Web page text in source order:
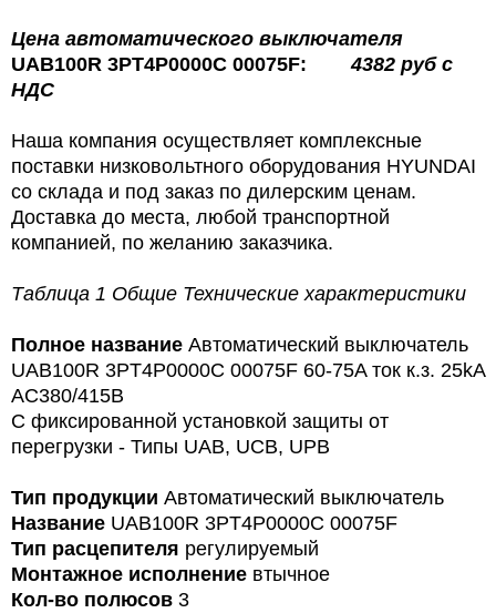
Цена автоматического выключателя
UAB100R 3PT4P0000C 00075F:
4382 руб с
НДС
Наша компания осуществляет комплексные
поставки низковольтного оборудования HYUNDAI
со склада и под заказ по дилерским ценам.
Доставка до места, любой транспортной
компанией, по желанию заказчика.
Таблица 1 Общие Технические характеристики
Полное название Автоматический выключатель
UAB100R 3PT4P0000C 00075F 60-75A ток к.з. 25kA
AC380/415В
С фиксированной установкой защиты от
перегрузки - Типы UAB, UCB, UPB
Тип продукции Автоматический выключатель
Название UAB100R 3PT4P0000C 00075F
Тип расцепителя регулируемый
Монтажное исполнение втычное
Кол-во полюсов 3